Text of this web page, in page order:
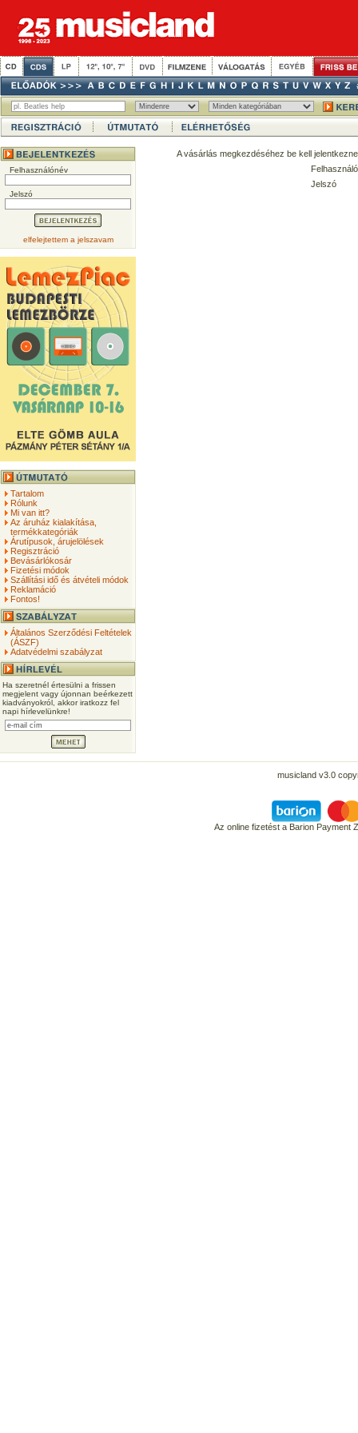
Felhasználónév
Jelszó
elfelejtettem a jelszavam
Tartalom
Rólunk
Mi van itt?
Az áruház kialakítása,
termékkategóriák
Árutípusok, árujelölések
Regisztráció
Bevásárlókosár
Fizetési módok
Szállítási idő és átvételi módok
Reklamáció
Fontos!
Általános Szerződési Feltételek
(ÁSZF)
Adatvédelmi szabályzat
Ha szeretnél értesülni a frissen
megjelent vagy újonnan beérkezett
kiadványokról, akkor iratkozz fel
napi hírlevelünkre!
A vásárlás megkezdéséhez be kell
Jelszó
musicland v3.0
Az online fizetést a Barion Payment